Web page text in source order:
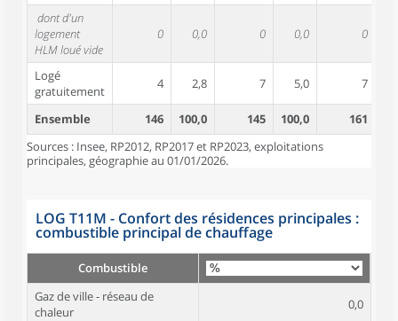
dont d'un
logement
HLM loué vide
0 0,0 0 0,0 0
Logé
gratuitement
4 2,8 7 5,0 7
Ensemble 146 100,0 145 100,0 161
Sources : Insee, RP2012, RP2017 et RP2023, exploitations
principales, géographie au 01/01/2026.
LOG T11M - Confort des résidences principales :
combustible principal de chauffage
Combustible
Gaz de ville - réseau de
chaleur
0,0